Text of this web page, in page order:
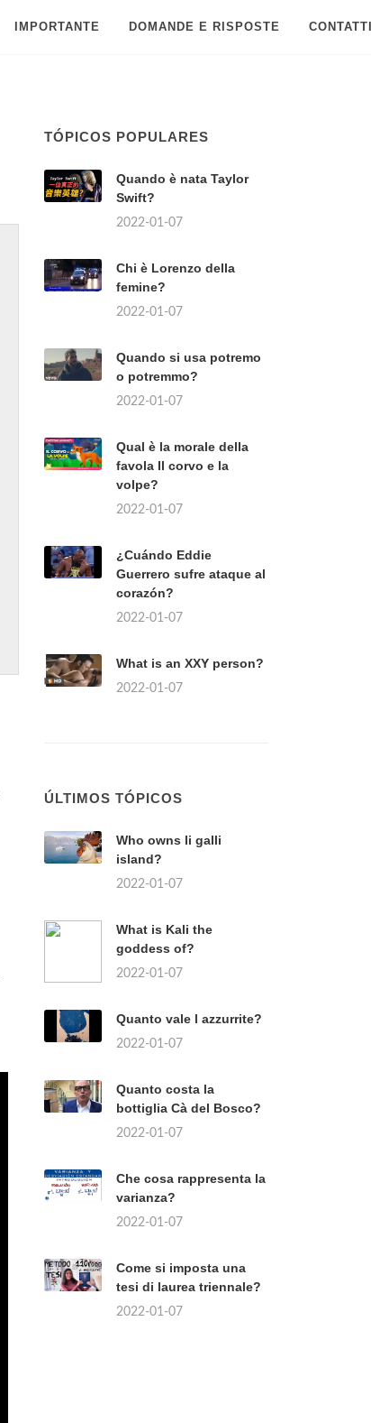
IMPORTANTE DOMANDE E RISPOSTE
TÓPICOS POPULARES
Quando è nata Taylor
Swift?
2022-01-07
Chi è Lorenzo della
femine?
2022-01-07
Quando si usa potremo
o potremmo?
2022-01-07
Qual è la morale della
favola Il corvo e la
volpe?
2022-01-07
¿Cuándo Eddie
Guerrero sufre ataque al
corazón?
2022-01-07
What is an XXY person?
2022-01-07
ÚLTIMOS TÓPICOS
Who owns li galli
island?
2022-01-07
What is Kali the
goddess of?
2022-01-07
Quanto vale l azzurrite?
2022-01-07
Quanto costa la
bottiglia Cà del Bosco?
2022-01-07
Che cosa rappresenta la
varianza?
2022-01-07
Come si imposta una
tesi di laurea triennale?
2022-01-07